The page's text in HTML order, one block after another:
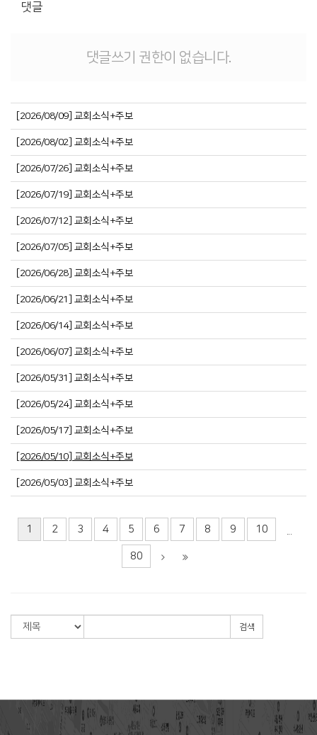
댓글
댓글쓰기 권한이 없습니다.
[2026/08/09] 교회소식+주보
[2026/08/02] 교회소식+주보
[2026/07/26] 교회소식+주보
[2026/07/19] 교회소식+주보
[2026/07/12] 교회소식+주보
[2026/07/05] 교회소식+주보
[2026/06/28] 교회소식+주보
[2026/06/21] 교회소식+주보
[2026/06/14] 교회소식+주보
[2026/06/07] 교회소식+주보
[2026/05/31] 교회소식+주보
[2026/05/24] 교회소식+주보
[2026/05/17] 교회소식+주보
[2026/05/10] 교회소식+주보
[2026/05/03] 교회소식+주보
1 2 3 4 5 6 7 8 9 10
80
검색